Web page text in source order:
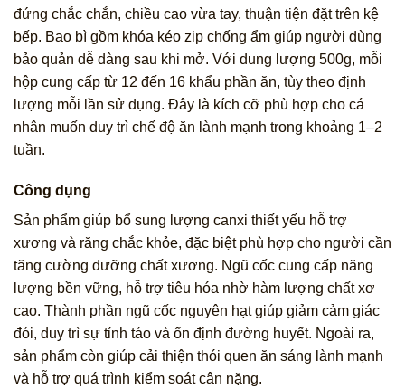
đứng chắc chắn, chiều cao vừa tay, thuận tiện đặt trên kệ
bếp. Bao bì gồm khóa kéo zip chống ẩm giúp người dùng
bảo quản dễ dàng sau khi mở. Với dung lượng 500g, mỗi
hộp cung cấp từ 12 đến 16 khẩu phần ăn, tùy theo định
lượng mỗi lần sử dụng. Đây là kích cỡ phù hợp cho cá
nhân muốn duy trì chế độ ăn lành mạnh trong khoảng 1–2
tuần.
Công dụng
Sản phẩm giúp bổ sung lượng canxi thiết yếu hỗ trợ
xương và răng chắc khỏe, đặc biệt phù hợp cho người cần
tăng cường dưỡng chất xương. Ngũ cốc cung cấp năng
lượng bền vững, hỗ trợ tiêu hóa nhờ hàm lượng chất xơ
cao. Thành phần ngũ cốc nguyên hạt giúp giảm cảm giác
đói, duy trì sự tỉnh táo và ổn định đường huyết. Ngoài ra,
sản phẩm còn giúp cải thiện thói quen ăn sáng lành mạnh
và hỗ trợ quá trình kiểm soát cân nặng.